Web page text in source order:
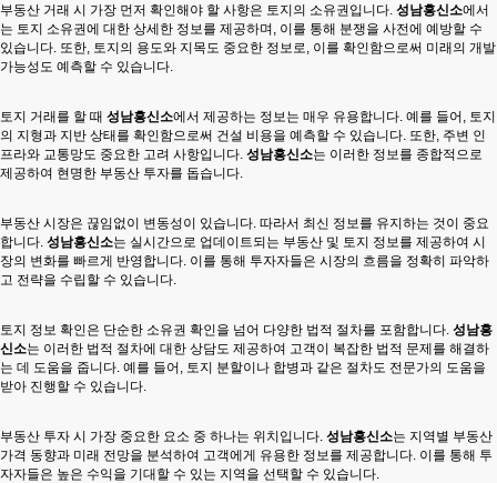
부동산 거래 시 가장 먼저 확인해야 할 사항은 토지의 소유권입니다. 성남흥신소에서
는 토지 소유권에 대한 상세한 정보를 제공하며, 이를 통해 분쟁을 사전에 예방할 수
있습니다. 또한, 토지의 용도와 지목도 중요한 정보로, 이를 확인함으로써 미래의 개발
가능성도 예측할 수 있습니다.
토지 거래를 할 때 성남흥신소에서 제공하는 정보는 매우 유용합니다. 예를 들어, 토지
의 지형과 지반 상태를 확인함으로써 건설 비용을 예측할 수 있습니다. 또한, 주변 인
프라와 교통망도 중요한 고려 사항입니다. 성남흥신소는 이러한 정보를 종합적으로
제공하여 현명한 부동산 투자를 돕습니다.
부동산 시장은 끊임없이 변동성이 있습니다. 따라서 최신 정보를 유지하는 것이 중요
합니다. 성남흥신소는 실시간으로 업데이트되는 부동산 및 토지 정보를 제공하여 시
장의 변화를 빠르게 반영합니다. 이를 통해 투자자들은 시장의 흐름을 정확히 파악하
고 전략을 수립할 수 있습니다.
토지 정보 확인은 단순한 소유권 확인을 넘어 다양한 법적 절차를 포함합니다. 성남흥
신소는 이러한 법적 절차에 대한 상담도 제공하여 고객이 복잡한 법적 문제를 해결하
는 데 도움을 줍니다. 예를 들어, 토지 분할이나 합병과 같은 절차도 전문가의 도움을
받아 진행할 수 있습니다.
부동산 투자 시 가장 중요한 요소 중 하나는 위치입니다. 성남흥신소는 지역별 부동산
가격 동향과 미래 전망을 분석하여 고객에게 유용한 정보를 제공합니다. 이를 통해 투
자자들은 높은 수익을 기대할 수 있는 지역을 선택할 수 있습니다.